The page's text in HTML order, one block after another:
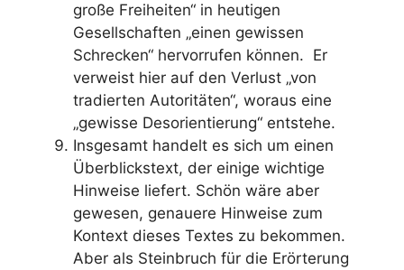
große Freiheiten“ in heutigen
Gesellschaften „einen gewissen
Schrecken“ hervorrufen können. Er
verweist hier auf den Verlust „von
tradierten Autoritäten“, woraus eine
„gewisse Desorientierung“ entstehe.
Insgesamt handelt es sich um einen
Überblickstext, der einige wichtige
Hinweise liefert. Schön wäre aber
gewesen, genauere Hinweise zum
Kontext dieses Textes zu bekommen.
Aber als Steinbruch für die Erörterung